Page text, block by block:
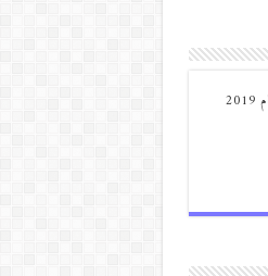
من مواليد ديرعلا ( الصوالحة) صدر له : كتاب مذكرات مجنون في مدن مجنونة عام 2018 كتاب كلمات مبتورة عام 2019